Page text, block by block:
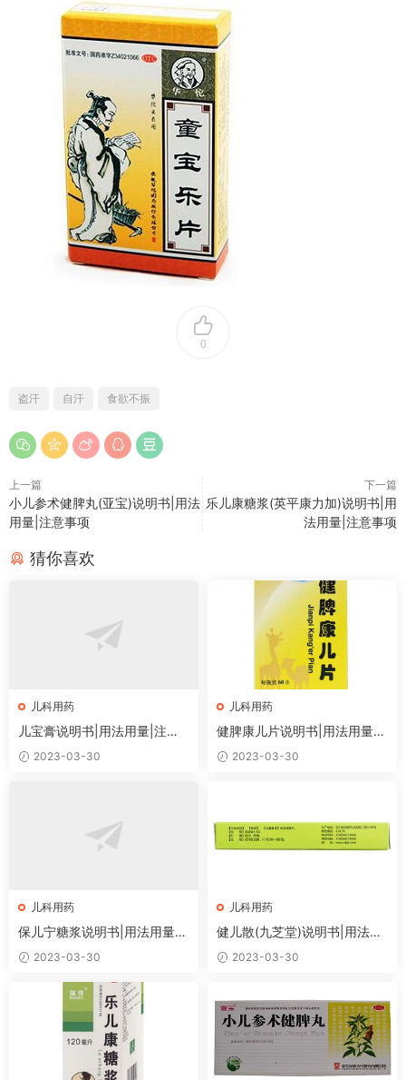
0
盗汗 自汗 食欲不振
上一篇
小儿参术健脾丸(亚宝)说明书|用法
用量|注意事项
下一篇
乐儿康糖浆(英平康力加)说明书|用
法用量|注意事项
猜你喜欢
儿科用药
儿宝膏说明书|用法用量|注意
事项2023-03-30
儿科用药
健脾康儿片说明书|用法用量|
注意事项
2023-03-30
儿科用药
保儿宁糖浆说明书|用法用量|
注意事项
2023-03-30
儿科用药
健儿散(九芝堂)说明书|用法用
量|注意事项
2023-03-30